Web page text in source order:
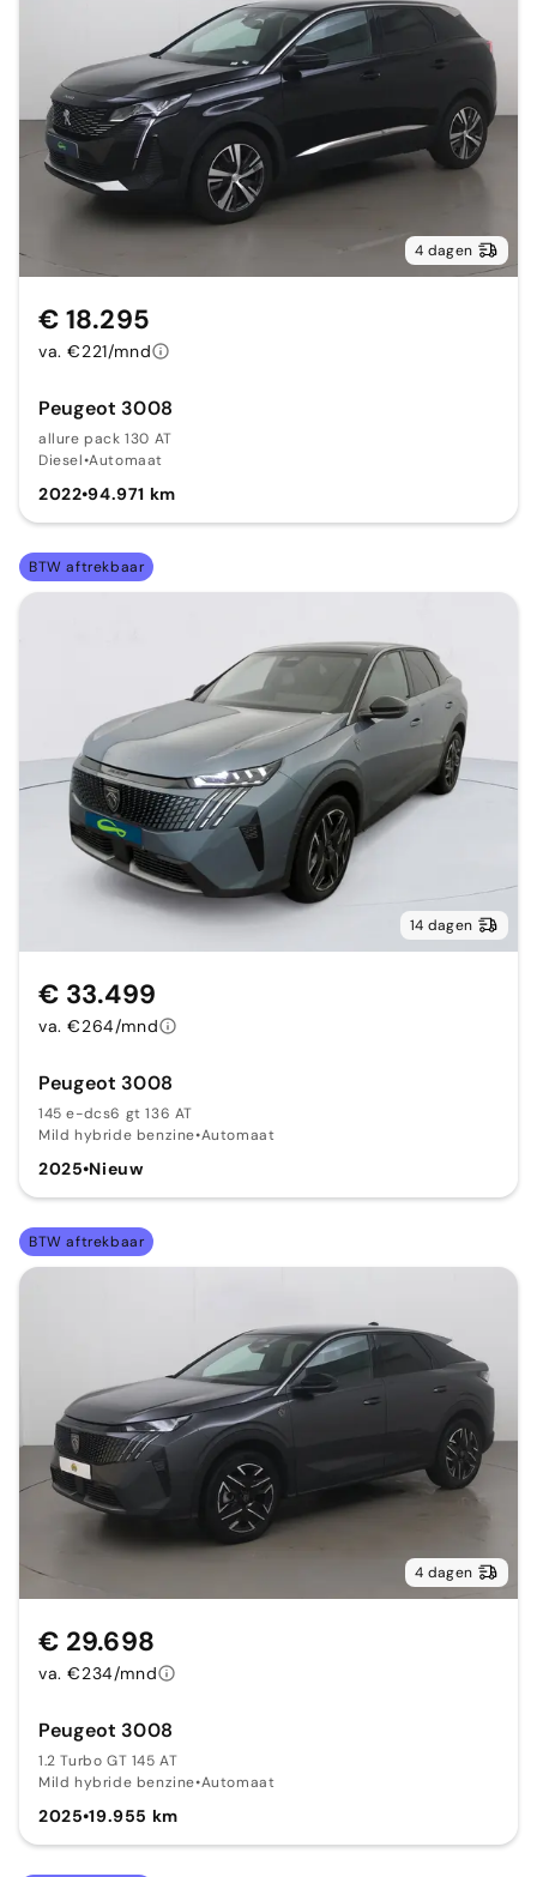
4 dagen
Peugeot 3008
allure pack 130 AT
Diesel•Automaat
2022•94.971 km
€ 18.295
va. €221/mnd
BTW aftrekbaar
14 dagen
Peugeot 3008
145 e-dcs6 gt 136 AT
Mild hybride benzine•Automaat
2025•Nieuw
€ 33.499
va. €264/mnd
BTW aftrekbaar
4 dagen
Peugeot 3008
1.2 Turbo GT 145 AT
Mild hybride benzine•Automaat
2025•19.955 km
€ 29.698
va. €234/mnd